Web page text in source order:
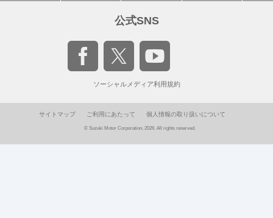
公式SNS
ソーシャルメディア利用規約
サイトマップ ご利用にあたって 個人情報の取り扱いについて
© Suzuki Motor Corporation, 2026. All rights reserved.